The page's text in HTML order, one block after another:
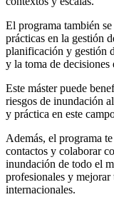
El programa también
prácticas en la gestión
planificación y gestión
y la toma de
Este máster puede
riesgos de inundación
y práctica en este
Además, el programa
contactos y colaborar
inundación de todo el
profesionales y mejorar
internacionales.